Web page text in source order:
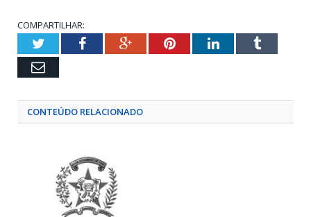
COMPARTILHAR:
TwitterFacebookGoogle+PinterestLinkedInTumblr
Email
CONTEÚDO RELACIONADO